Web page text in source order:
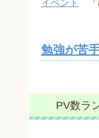
イベント 「
勉強が苦
PV数ラ